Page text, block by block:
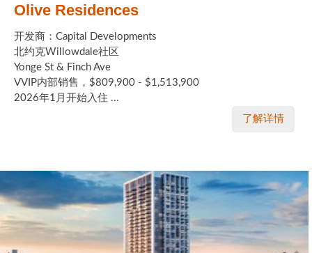
Olive Residences
开发商：Capital Developments
北约克Willowdale社区
Yonge St & Finch Ave
VVIP内部销售，$809,900 - $1,513,900
2026年1月开始入住 ...
了解详情